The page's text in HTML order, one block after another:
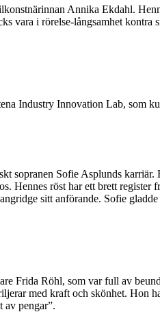
Annika Ekdahl.
i rörelse-långsamhet
Industry Innovation Lab, som
sopranen Sofie Asplunds
Hennes röst har ett brett
sitt anförande. Sofie
Frida Röhl, som var full av
med kraft och skönhet. Hon
av pengar”.